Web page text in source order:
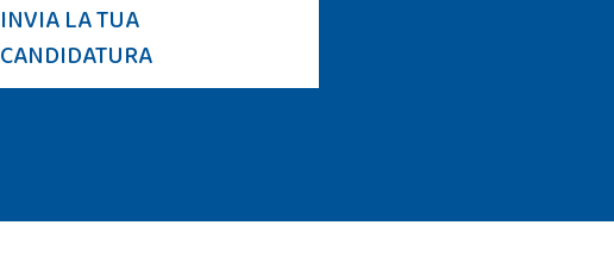
INVIA LA TUA
CANDIDATURA